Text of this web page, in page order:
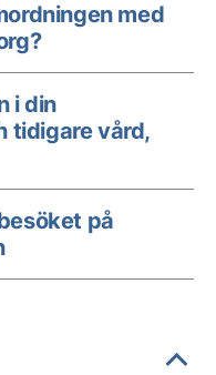
med
i din
tidigare vård,
på